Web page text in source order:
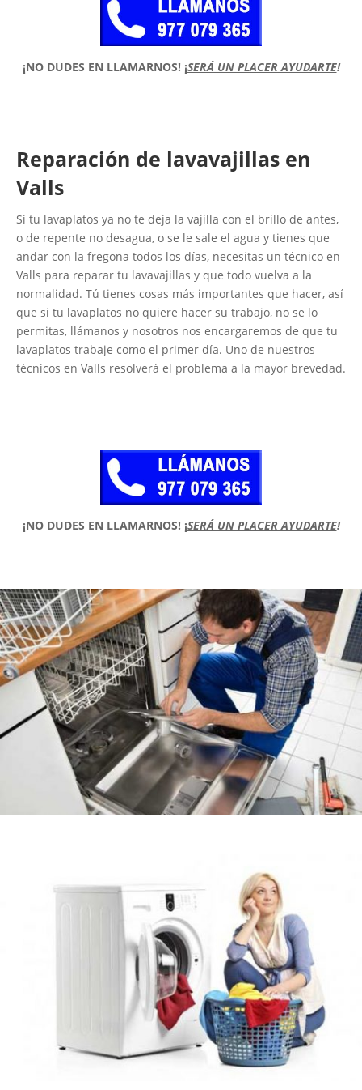
¡NO DUDES EN LLAMARNOS! ¡SERÁ UN PLACER AYUDARTE!
Reparación de lavavajillas en
Valls
Si tu lavaplatos ya no te deja la vajilla con el brillo de antes,
o de repente no desagua, o se le sale el agua y tienes que
andar con la fregona todos los días, necesitas un técnico en
Valls para reparar tu lavavajillas y que todo vuelva a la
normalidad. Tú tienes cosas más importantes que hacer, así
que si tu lavaplatos no quiere hacer su trabajo, no se lo
permitas, llámanos y nosotros nos encargaremos de que tu
lavaplatos trabaje como el primer día. Uno de nuestros
técnicos en Valls resolverá el problema a la mayor brevedad.
¡NO DUDES EN LLAMARNOS! ¡SERÁ UN PLACER AYUDARTE!